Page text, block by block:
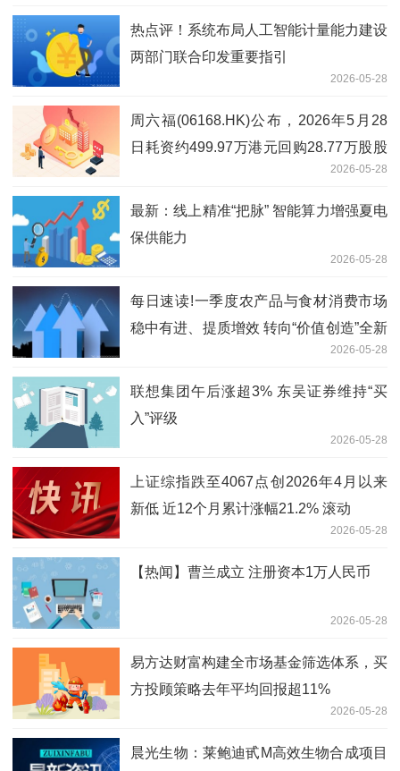
热点评！系统布局人工智能计量能力建设
两部门联合印发重要指引
2026-05-28
周六福(06168.HK)公布，2026年5月28
日耗资约499.97万港元回购28.77万股股
2026-05-28
最新：线上精准“把脉” 智能算力增强夏电
保供能力
2026-05-28
每日速读!一季度农产品与食材消费市场
稳中有进、提质增效 转向“价值创造”全新
2026-05-28
联想集团午后涨超3% 东吴证券维持“买
入”评级
2026-05-28
上证综指跌至4067点创2026年4月以来
新低 近12个月累计涨幅21.2% 滚动
2026-05-28
【热闻】曹兰成立 注册资本1万人民币
2026-05-28
易方达财富构建全市场基金筛选体系，买
方投顾策略去年平均回报超11%
2026-05-28
晨光生物：莱鲍迪甙M高效生物合成项目